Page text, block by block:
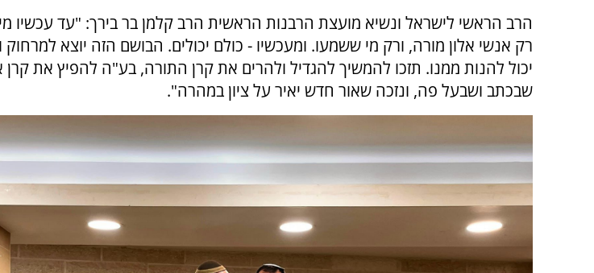
הרב הראשי לישראל ונשיא מועצת הרבנות הראשית הרב קלמן בר בירך: "עד עכשיו
רק אנשי אלון מורה, ורק מי ששמעו. ומעכשיו - כולם יכולים. הבושם הזה יוצא
יכול להנות ממנו. תזכו להמשיך להגדיל ולהרים את קרן התורה, בע"ה להפיץ את קרן
שבכתב ושבעל פה, ונזכה שאור חדש יאיר על ציון במהרה".